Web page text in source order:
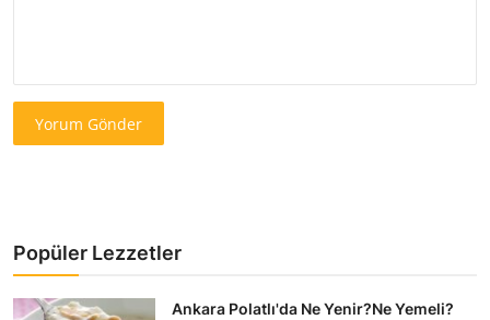
Yorum Gönder
Popüler Lezzetler
Ankara Polatlı'da Ne Yenir?Ne Yemeli?